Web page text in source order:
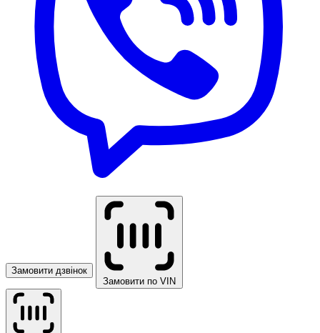
Замовити дзвінок
Замовити по VIN